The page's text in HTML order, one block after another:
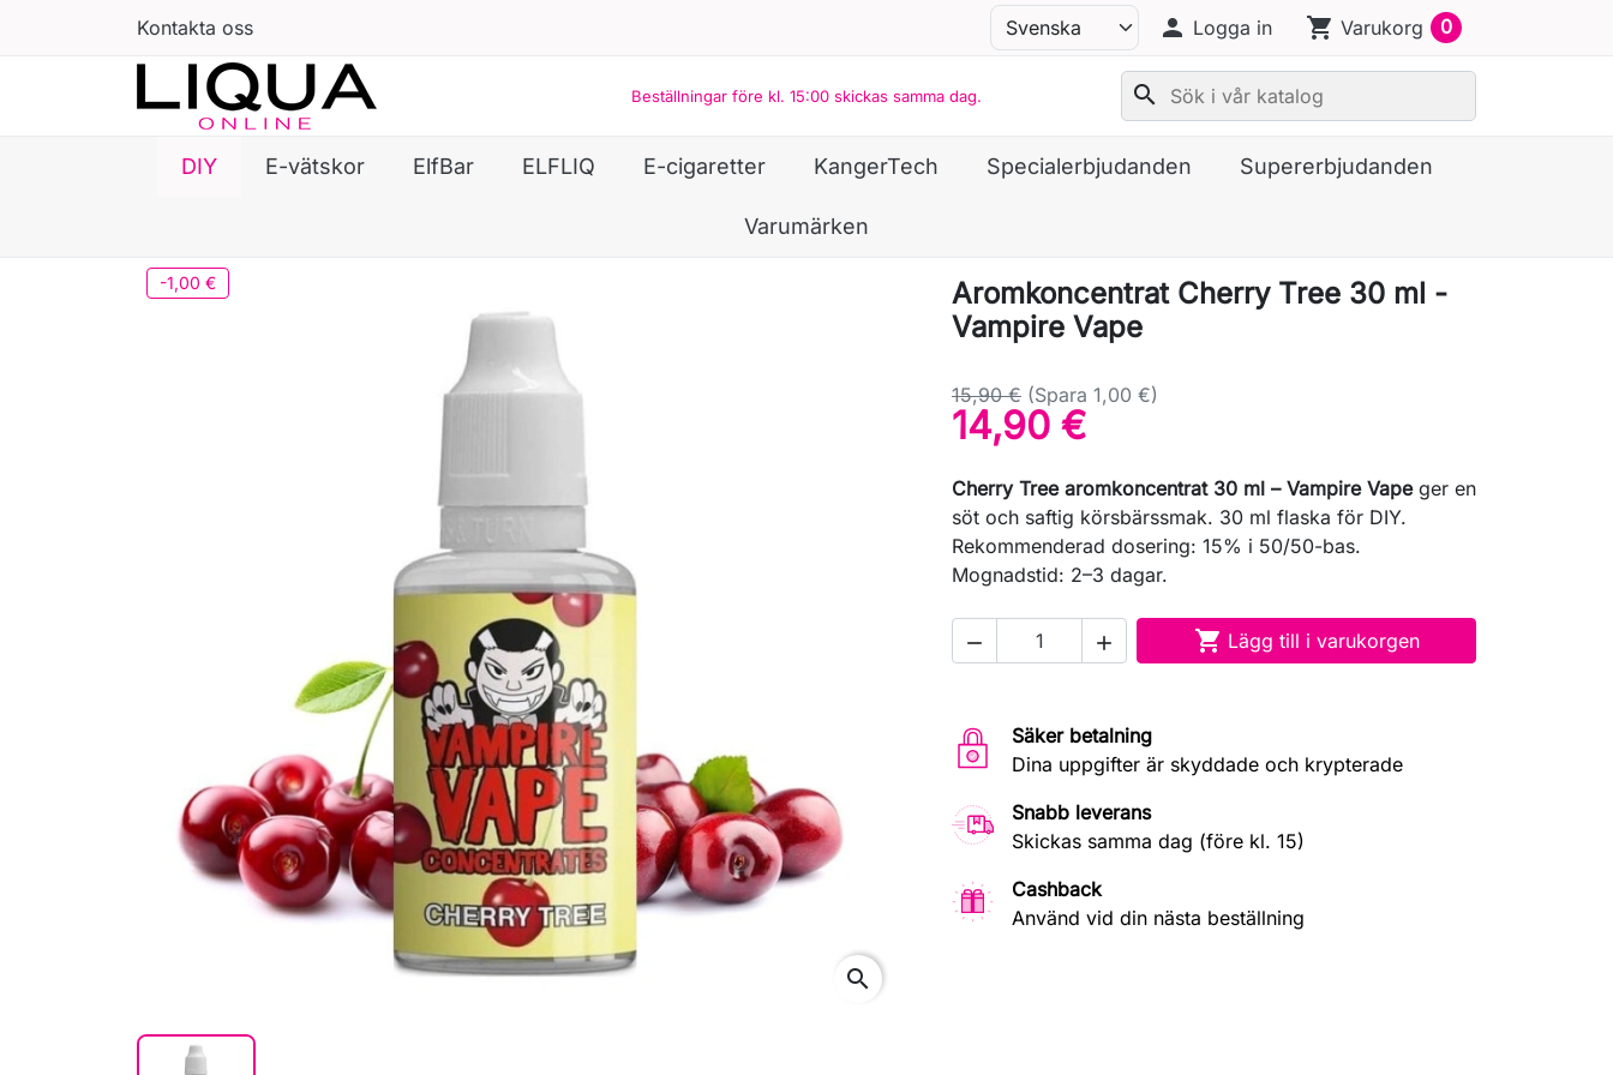
Kontakta oss person Logga in shopping_cart Varukorg 0
Beställningar före kl. 15:00 skickas samma dag. search
DIY E-vätskor ElfBar ELFLIQ E-cigaretter KangerTech Specialerbjudanden Supererbjudanden
Varumärken
-1,00 €
search
Aromkoncentrat Cherry Tree 30 ml -
Vampire Vape
15,90 € (Spara 1,00 €)
14,90 €
Cherry Tree aromkoncentrat 30 ml – Vampire Vapeger en
söt och saftig körsbärssmak. 30 ml flaska för DIY.
Rekommenderad dosering: 15% i 50/50-bas.
Mognadstid: 2–3 dagar.
   Lägg till i varukorgen
Säker betalning
Dina uppgifter är skyddade och krypterade
Snabb leverans
Skickas samma dag (före kl. 15)
Cashback
Använd vid din nästa beställning